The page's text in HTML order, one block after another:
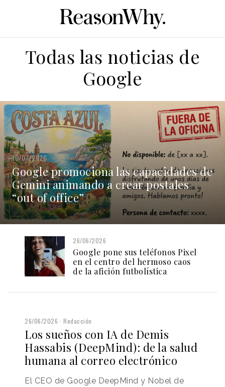
Todas las noticias de
Google
10/07/2026
Google promociona las capacidades de
Gemini animando a crear postales
“out of office”
26/06/2026
Google pone sus teléfonos Pixel
en el centro del hermoso caos
de la afición futbolística
26/06/2026 Redacción
Los sueños con IA de Demis
Hassabis (DeepMind): de la salud
humana al correo electrónico
El CEO de Google DeepMind y Nobel de